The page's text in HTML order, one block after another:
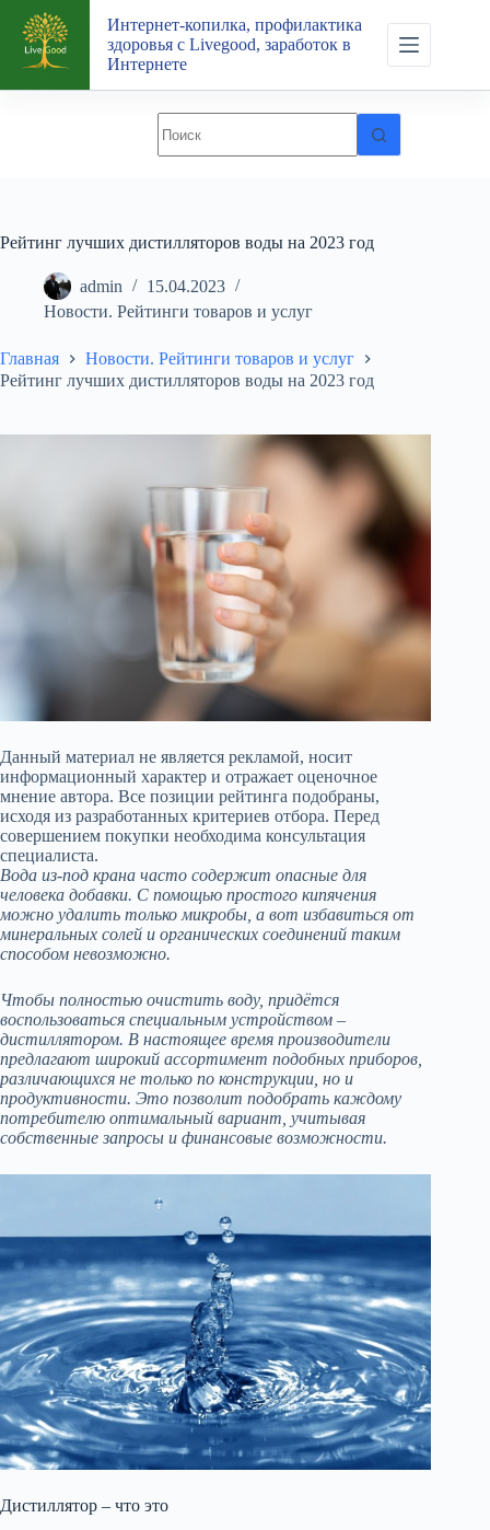
Перейти
сути
Интернет-копилка, профилактика
здоровья с Livegood, заработок в
Интернете
Рейтинг лучших дистилляторов воды на 2023 год
admin
15.04.2023
Новости. Рейтинги товаров и услуг
Главная
Новости. Рейтинги товаров и услуг
Рейтинг лучших дистилляторов воды на 2023 год
Данный материал не является рекламой, носит
информационный характер и отражает оценочное
мнение автора. Все позиции рейтинга подобраны,
исходя из разработанных критериев отбора. Перед
совершением покупки необходима консультация
специалиста.
Вода из-под крана часто содержит опасные для
человека добавки. С помощью простого кипячения
можно удалить только микробы, а вот избавиться от
минеральных солей и органических соединений таким
способом невозможно.
Чтобы полностью очистить воду, придётся
воспользоваться специальным устройством –
дистиллятором. В настоящее время производители
предлагают широкий ассортимент подобных приборов,
различающихся не только по конструкции, но и
продуктивности. Это позволит подобрать каждому
потребителю оптимальный вариант, учитывая
собственные запросы и финансовые возможности.
Дистиллятор – что это